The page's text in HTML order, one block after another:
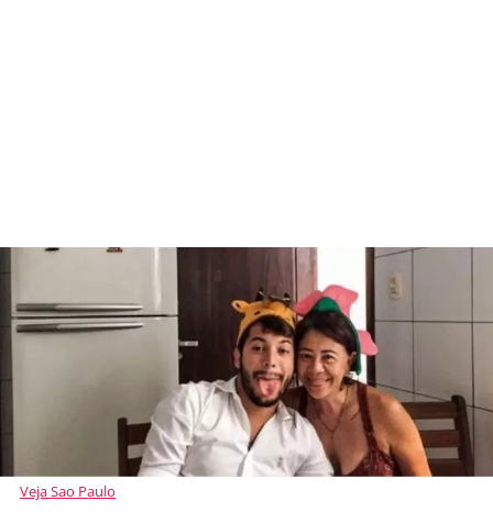
Veja Sao Paulo